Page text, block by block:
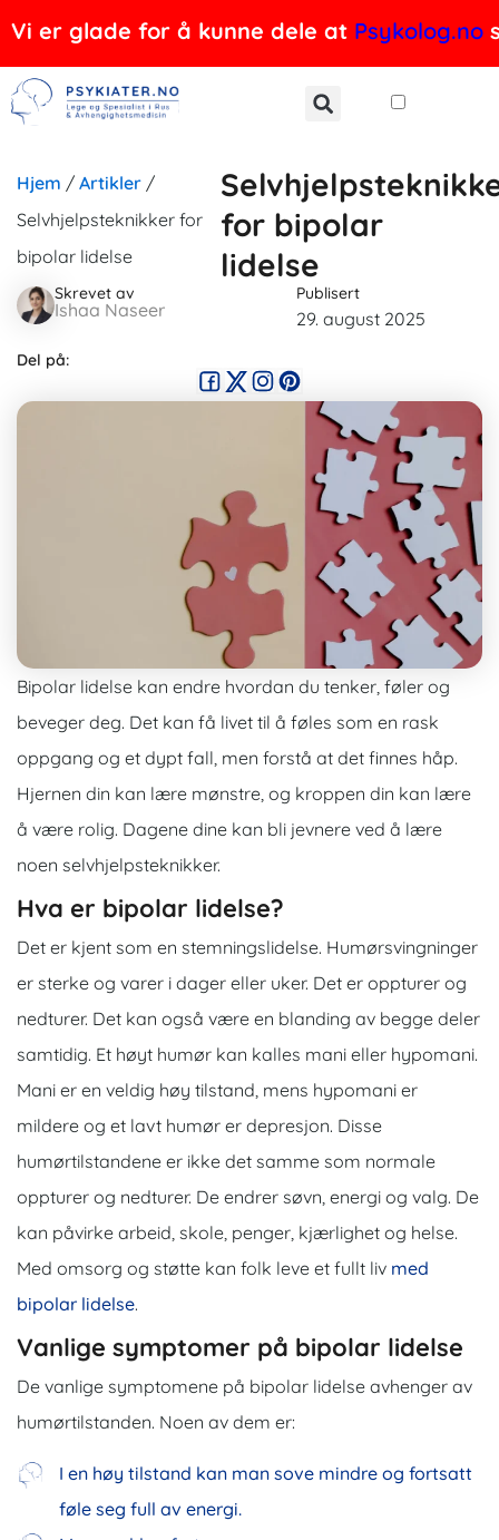
Hopp
til
innholdet
Vi er glade for å kunne dele at Psykolog.no
Hjem / Artikler /
Selvhjelpsteknikker for
bipolar lidelse
for bipolar
lidelse
Skrevet av
Ishaa Naseer
Publisert
29. august 2025
Del på:
Bipolar lidelse kan endre hvordan du tenker, føler og
beveger deg. Det kan få livet til å føles som en rask
oppgang og et dypt fall, men forstå at det finnes håp.
Hjernen din kan lære mønstre, og kroppen din kan lære
å være rolig. Dagene dine kan bli jevnere ved å lære
noen selvhjelpsteknikker.
Hva er bipolar lidelse?
Det er kjent som en stemningslidelse. Humørsvingninger
er sterke og varer i dager eller uker. Det er oppturer og
nedturer. Det kan også være en blanding av begge deler
samtidig. Et høyt humør kan kalles mani eller hypomani.
Mani er en veldig høy tilstand, mens hypomani er
mildere og et lavt humør er depresjon. Disse
humørtilstandene er ikke det samme som normale
oppturer og nedturer. De endrer søvn, energi og valg. De
kan påvirke arbeid, skole, penger, kjærlighet og helse.
Med omsorg og støtte kan folk leve et fullt liv med
bipolar lidelse.
Vanlige symptomer på bipolar lidelse
De vanlige symptomene på bipolar lidelse avhenger av
humørtilstanden. Noen av dem er:
I en høy tilstand kan man sove mindre og fortsatt
føle seg full av energi.